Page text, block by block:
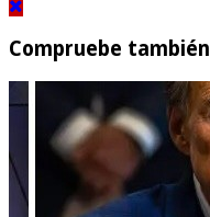
Compruebe también